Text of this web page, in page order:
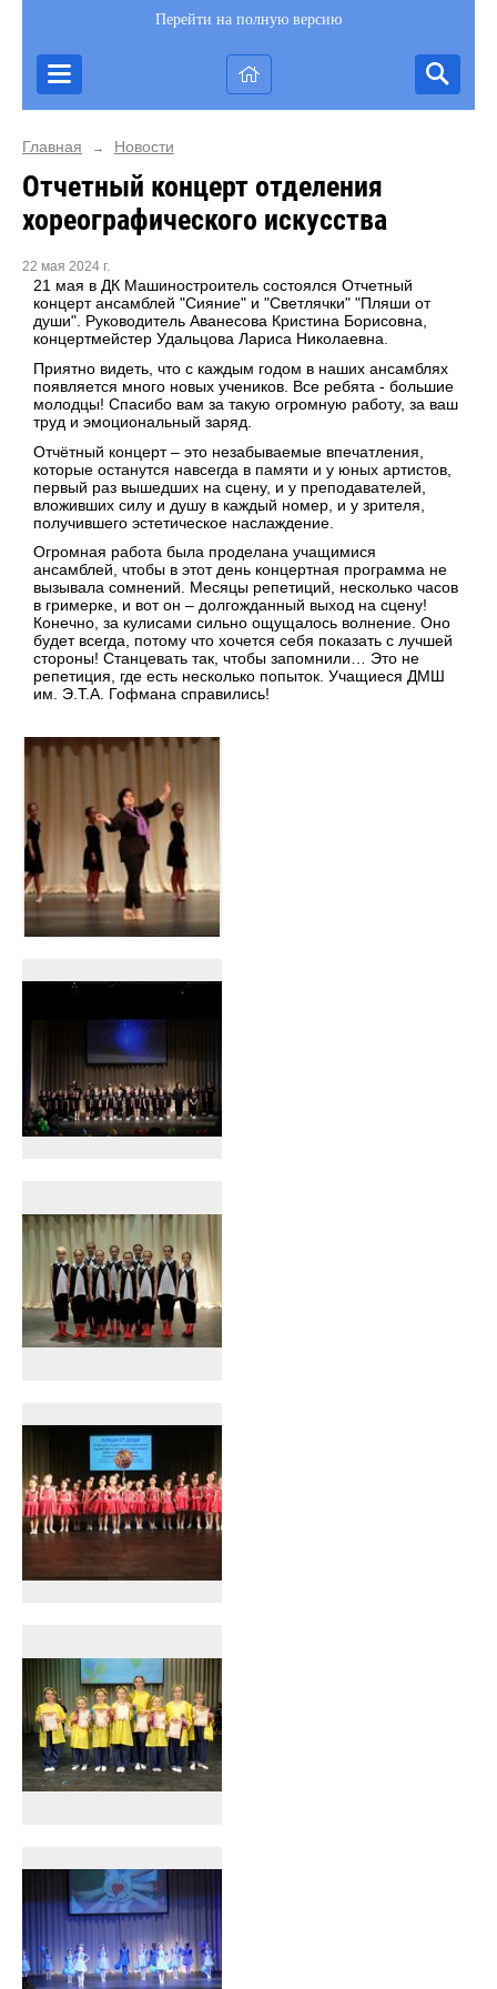
Перейти на полную версию
Главная → Новости
Отчетный концерт отделения
хореографического искусства
22 мая 2024 г.
21 мая в ДК Машиностроитель состоялся Отчетный
концерт ансамблей "Сияние" и "Светлячки" "Пляши от
души". Руководитель Аванесова Кристина Борисовна,
концертмейстер Удальцова Лариса Николаевна.
Приятно видеть, что с каждым годом в наших ансамблях
появляется много новых учеников. Все ребята - большие
молодцы! Спасибо вам за такую огромную работу, за ваш
труд и эмоциональный заряд.
Отчётный концерт – это незабываемые впечатления,
которые останутся навсегда в памяти и у юных артистов,
первый раз вышедших на сцену, и у преподавателей,
вложивших силу и душу в каждый номер, и у зрителя,
получившего эстетическое наслаждение.
Огромная работа была проделана учащимися
ансамблей, чтобы в этот день концертная программа не
вызывала сомнений. Месяцы репетиций, несколько часов
в гримерке, и вот он – долгожданный выход на сцену!
Конечно, за кулисами сильно ощущалось волнение. Оно
будет всегда, потому что хочется себя показать с лучшей
стороны! Станцевать так, чтобы запомнили… Это не
репетиция, где есть несколько попыток. Учащиеся ДМШ
им. Э.Т.А. Гофмана справились!